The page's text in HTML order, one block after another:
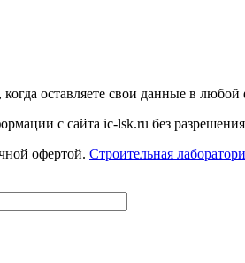
оставляете свои данные в
с сайта ic-lsk.ru без
офертой. Строительная